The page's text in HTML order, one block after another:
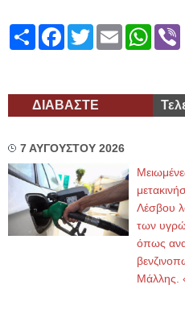
ShareFacebook
TwitterEmail
ΔΙΑΒΑΣΤΕ
7 ΑΥΓΟΥΣΤΟΥ 2026
Λέσβου
των
όπως
Μάλλης.